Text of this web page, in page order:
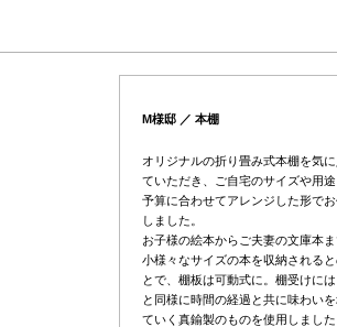
M様邸 ／ 本棚
オリジナルの折り畳み式本棚を気
ていただき、ご自宅のサイズや用
予算に合わせてアレンジした形で
しました。
お子様の絵本からご夫妻の文庫本
小様々なサイズの本を収納される
とで、棚板は可動式に。棚受けに
と同様に時間の経過と共に味わい
ていく真鍮製のものを使用しまし